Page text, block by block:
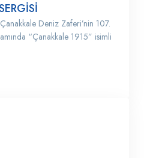
Deniz Zaferi’nin 107.
“Çanakkale 1915” isimli